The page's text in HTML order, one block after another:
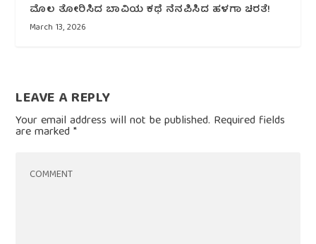
ಮೊಲ ತೋರಿಸಿದ ಬಾವಿಯ ಕಥೆ ನೆನಪಿಸಿದ ಹಳಗಾ ಚಿರತೆ!
March 13, 2026
LEAVE A REPLY
Your email address will not be published. Required fields
are marked*